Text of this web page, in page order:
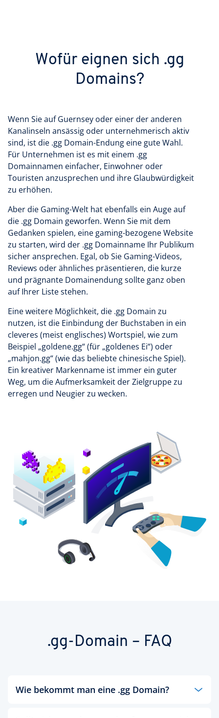
Wofür eignen sich .gg
Domains?
Wenn Sie auf Guernsey oder einer der anderen
Kanalinseln ansässig oder unternehmerisch aktiv
sind, ist die .gg Domain-Endung eine gute Wahl.
Für Unternehmen ist es mit einem .gg
Domainnamen einfacher, Einwohner oder
Touristen anzusprechen und ihre Glaubwürdigkeit
zu erhöhen.
Aber die Gaming-Welt hat ebenfalls ein Auge auf
die .gg Domain geworfen. Wenn Sie mit dem
Gedanken spielen, eine gaming-bezogene Website
zu starten, wird der .gg Domainname Ihr Publikum
sicher ansprechen. Egal, ob Sie Gaming-Videos,
Reviews oder ähnliches präsentieren, die kurze
und prägnante Domainendung sollte ganz oben
auf Ihrer Liste stehen.
Eine weitere Möglichkeit, die .gg Domain zu
nutzen, ist die Einbindung der Buchstaben in ein
cleveres (meist englisches) Wortspiel, wie zum
Beispiel „goldene.gg“ (für „goldenes Ei“) oder
„mahjon.gg“ (wie das beliebte chinesische Spiel).
Ein kreativer Markenname ist immer ein guter
Weg, um die Aufmerksamkeit der Zielgruppe zu
erregen und Neugier zu wecken.
.gg-Domain – FAQ
Wie bekommt man eine .gg Domain?